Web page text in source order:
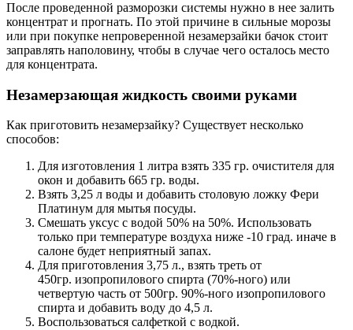
После проведенной разморозки системы нужно в нее залить
концентрат и прогнать. По этой причине в сильные морозы
или при покупке непроверенной незамерзайки бачок стоит
заправлять наполовину, чтобы в случае чего осталось место
для концентрата.
Незамерзающая жидкость своими руками
Как приготовить незамерзайку? Существует несколько
способов:
Для изготовления 1 литра взять 335 гр. очистителя для
окон и добавить 665 гр. воды.
Взять 3,25 л воды и добавить столовую ложку Фери
Платинум для мытья посуды.
Смешать уксус с водой 50% на 50%. Использовать
только при температуре воздуха ниже -10 град. иначе в
салоне будет неприятный запах.
Для приготовления 3,75 л., взять треть от
450гр. изопропилового спирта (70%-ного) или
четвертую часть от 500гр. 90%-ного изопропилового
спирта и добавить воду до 4,5 л.
Воспользоваться салфеткой с водкой.